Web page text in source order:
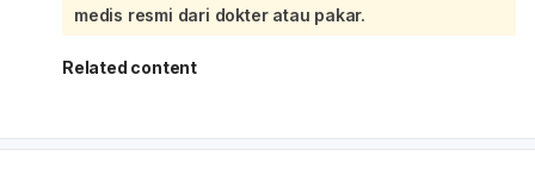
penyakit yang lebih parah saat malam, pada bayi di
bawah 3 bulan, demam (suhu 38°C atau lebih) adalah
kondisi yang memerlukan perhatian medis segera.
respons setelah imunisasi, hingga kondisi lingkungan
medis resmi dari dokter atau pakar.
Related content